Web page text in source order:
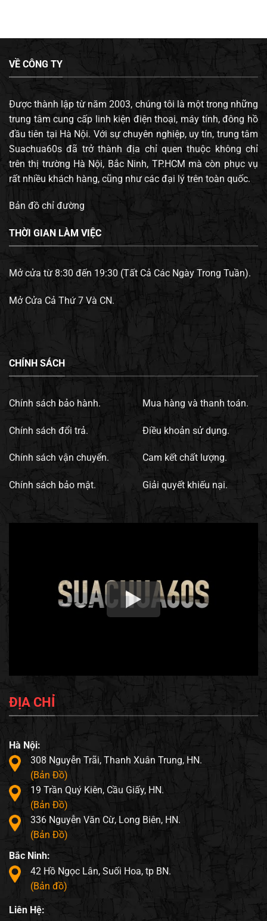
VỀ CÔNG TY
Được thành lập từ năm 2003, chúng tôi là một trong những
trung tâm cung cấp linh kiện điện thoại, máy tính, đông hồ
đầu tiên tại Hà Nội. Với sự chuyên nghiệp, uy tín, trung tâm
Suachua60s đã trở thành địa chỉ quen thuộc không chỉ
trên thị trường Hà Nội, Bắc Ninh, TP.HCM mà còn phục vụ
rất nhiều khách hàng, cũng như các đại lý trên toàn quốc.
Bản đồ chỉ đường
THỜI GIAN LÀM VIỆC
Mở cửa từ 8:30 đến 19:30 (Tất Cả Các Ngày Trong Tuần).
Mở Cửa Cả Thứ 7 Và CN.
CHÍNH SÁCH
Chính sách bảo hành.
Chính sách đổi trả.
Chính sách vận chuyển.
Chính sách bảo mật.
Mua hàng và thanh toán.
Điều khoản sử dụng.
Cam kết chất lượng.
Giải quyết khiếu nại.
ĐỊA CHỈ
Hà Nội:
308 Nguyễn Trãi, Thanh Xuân Trung, HN.
(Bản Đồ)
19 Trần Quý Kiên, Cầu Giấy, HN.
(Bản Đồ)
336 Nguyễn Văn Cừ, Long Biên, HN.
(Bản Đồ)
Bắc Ninh:
42 Hồ Ngọc Lân, Suối Hoa, tp BN.
(Bản đồ)
Liên Hệ: